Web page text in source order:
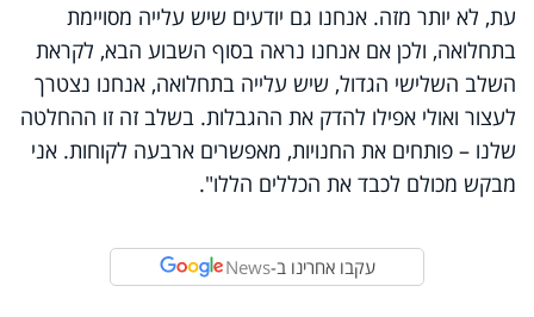
עת, לא יותר מזה. אנחנו גם יודעים שיש עלייה מסויימת
בתחלואה, ולכן אם אנחנו נראה בסוף השבוע הבא, לקראת
השלב השלישי הגדול, שיש עלייה בתחלואה, אנחנו נצטרך
לעצור ואולי אפילו להדק את ההגבלות. בשלב זה זו ההחלטה
שלנו – פותחים את החנויות, מאפשרים ארבעה לקוחות. אני
מבקש מכולם לכבד את הכללים הללו".
עקבו אחרינו ב-News